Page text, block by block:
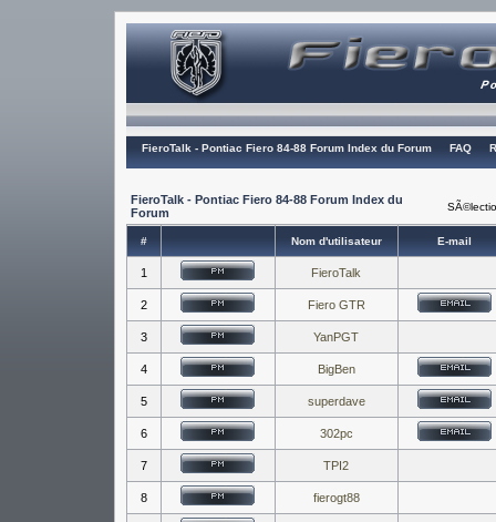
FieroTalk - Pontiac Fiero 84-88 Forum Index du Forum FAQ
FieroTalk - Pontiac Fiero 84-88 Forum Index du
Forum
# Nom d'utilisateur E-mail
1 FieroTalk
2 Fiero GTR
3 YanPGT
4 BigBen
5 superdave
6 302pc
7 TPI2
8 fierogt88